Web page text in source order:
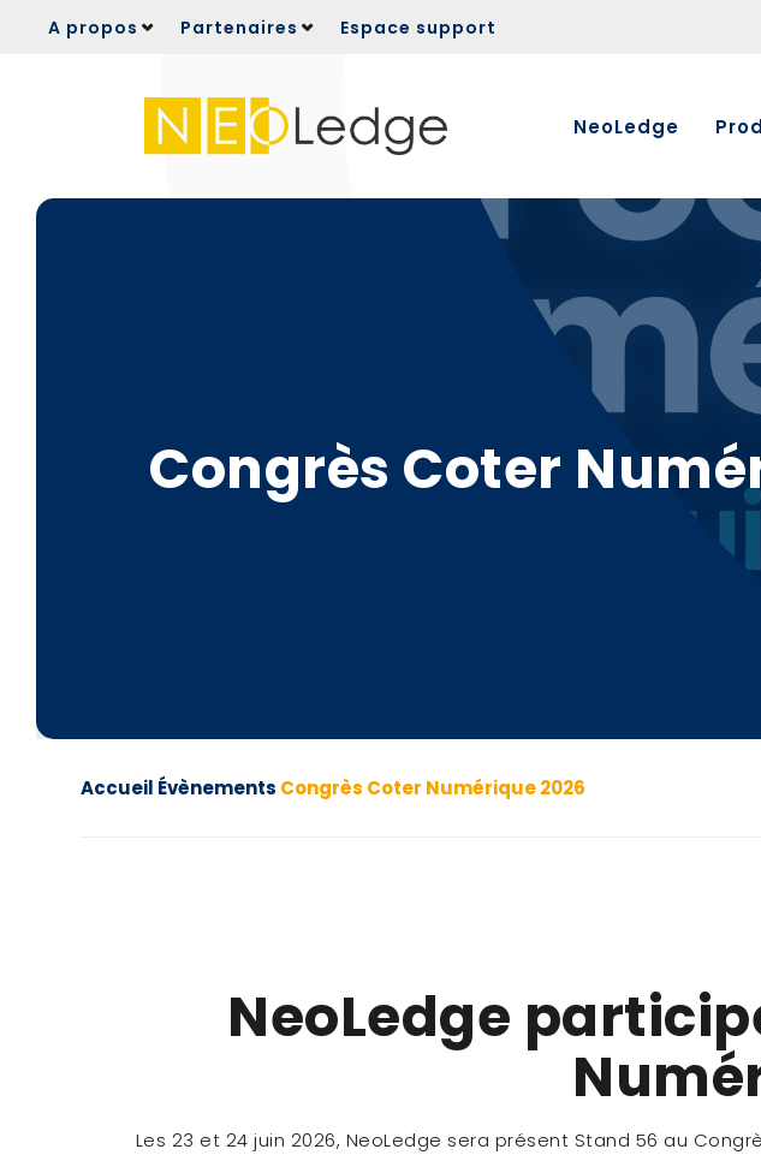
A propos Partenaires Espace support
NeoLedge
Congrès Coter
Accueil Évènements Congrès Coter Numérique 2026
NeoLedge
Les 23 et 24 juin 2026, NeoLedge sera présent Stand 56 au